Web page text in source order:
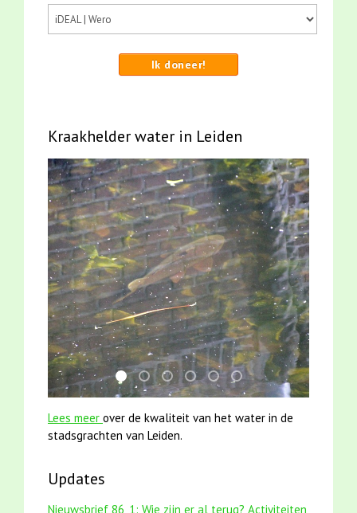
Ik doneer!
Kraakhelder water in Leiden
karper met kattenklimtouw
jun2021 zaklv 5 snoekje MOOI
mei2021 1 snoekje elly
mei2021 watervogelmethode
smoelenboek fifi en
jun2021 28 brasem
Lees meer over de kwaliteit van het water in de
stadsgrachten van Leiden.
Updates
Nieuwsbrief 86_1: Wie zijn er al terug? Activiteiten